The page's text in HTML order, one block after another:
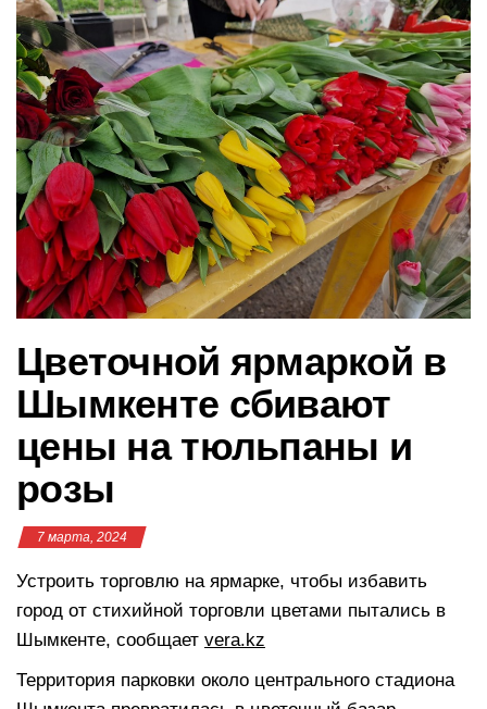
и
г
а
ц
и
ю
Цветочной ярмаркой в
Шымкенте сбивают
цены на тюльпаны и
розы
7 марта, 2024
Устроить торговлю на ярмарке, чтобы избавить
город от стихийной торговли цветами пытались в
Шымкенте, сообщает vera.kz
Территория парковки около центрального стадиона